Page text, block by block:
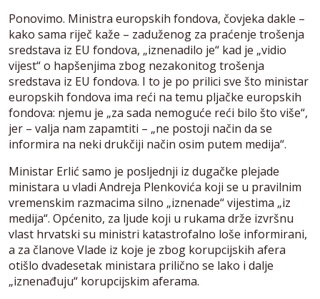
Ponovimo. Ministra europskih fondova, čovjeka dakle –
kako sama riječ kaže – zaduženog za praćenje trošenja
sredstava iz EU fondova, „iznenadilo je“ kad je „vidio
vijest“ o hapšenjima zbog nezakonitog trošenja
sredstava iz EU fondova. I to je po prilici sve što ministar
europskih fondova ima reći na temu pljačke europskih
fondova: njemu je „za sada nemoguće reći bilo što više“,
jer – valja nam zapamtiti – „ne postoji način da se
informira na neki drukčiji način osim putem medija“.
Ministar Erlić samo je posljednji iz dugačke plejade
ministara u vladi Andreja Plenkovića koji se u pravilnim
vremenskim razmacima silno „iznenade“ vijestima „iz
medija“. Općenito, za ljude koji u rukama drže izvršnu
vlast hrvatski su ministri katastrofalno loše informirani,
a za članove Vlade iz koje je zbog korupcijskih afera
otišlo dvadesetak ministara prilično se lako i dalje
„iznenađuju“ korupcijskim aferama.